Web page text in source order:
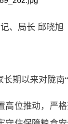
、局长 邱晓旭
以来对陇南“
位推动，严